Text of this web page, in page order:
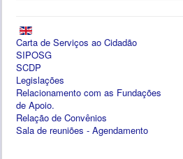
Carta de Serviços ao Cidadão
SIPOSG
SCDP
Legislações
Relacionamento com as Fundações
de Apoio.
Relação de Convênios
Sala de reuniões - Agendamento